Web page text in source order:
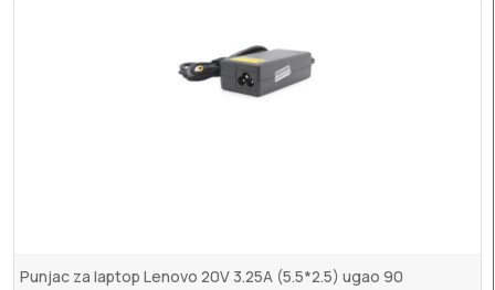
Punjac za laptop Lenovo 20V 3.25A (5.5*2.5) ugao 90